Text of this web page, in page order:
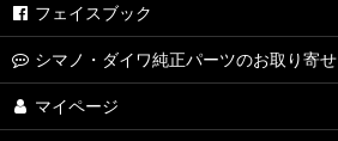
フェイスブック
シマノ・ダイワ純正パーツのお取り寄せ
マイページ